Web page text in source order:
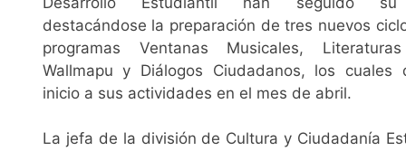
destacándose la preparación de tres nuevos
programas Ventanas Musicales,
Wallmapu y Diálogos Ciudadanos, los cuales
inicio a sus actividades en el mes de abril.
La jefa de la división de Cultura y Ciudadanía